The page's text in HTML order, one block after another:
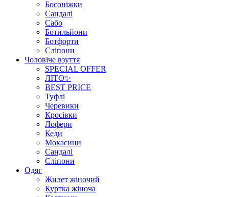
Босоніжки
Сандалі
Сабо
Ботильйони
Ботфорти
Сліпони
Чоловіче взуття
SPECIAL OFFER
ЛІТО✨
BEST PRICE
Туфлі
Черевики
Кросівки
Лофери
Кеди
Мокасини
Сандалі
Сліпони
Одяг
Жилет жіночий
Куртка жіноча